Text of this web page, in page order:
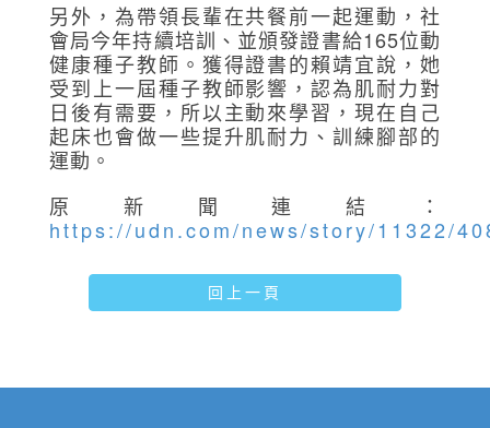
另外，為帶領長輩在共餐前一起運動，社
會局今年持續培訓、並頒發證書給165位動
健康種子教師。獲得證書的賴靖宜說，她
受到上一屆種子教師影響，認為肌耐力對
日後有需要，所以主動來學習，現在自己
起床也會做一些提升肌耐力、訓練腳部的
運動。
原新聞連結：
https://udn.com/news/story/11322/
回上一頁